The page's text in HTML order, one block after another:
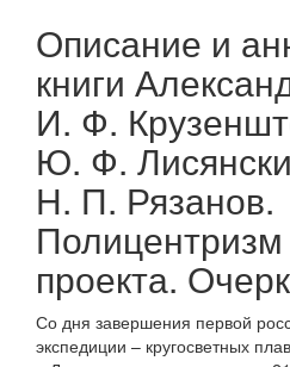
Описание и
книги
И. Ф.
Ю. Ф.
Н. П. Рязанов.
проекта. Очерк
Со дня завершения первой
экспедиции – кругосветных